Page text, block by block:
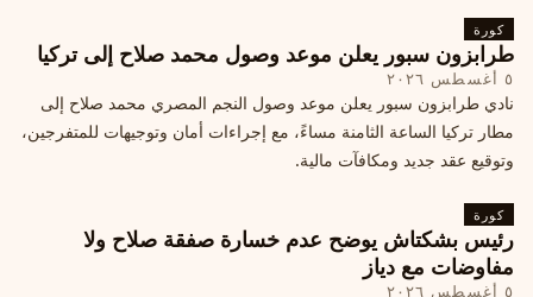
كورة
طرابزون سبور يعلن موعد وصول محمد صلاح إلى تركيا
٥ أغسطس ٢٠٢٦
نادي طرابزون سبور يعلن موعد وصول النجم المصري محمد صلاح إلى
مطار تركيا الساعة الثامنة مساءً، مع إجراءات أمان وتوجيهات للمتفرجين،
وتوقيع عقد جديد ومكافآت مالية.
كورة
رئيس بشكتاش يوضح عدم خسارة صفقة صلاح ولا
مفاوضات مع دياز
٥ أغسطس ٢٠٢٦